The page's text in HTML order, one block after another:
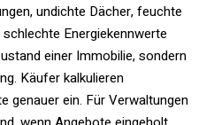
undichte Dächer, feuchte
Energiekennwerte
einer Immobilie, sondern
Käufer kalkulieren
genauer ein. Für Verwaltungen